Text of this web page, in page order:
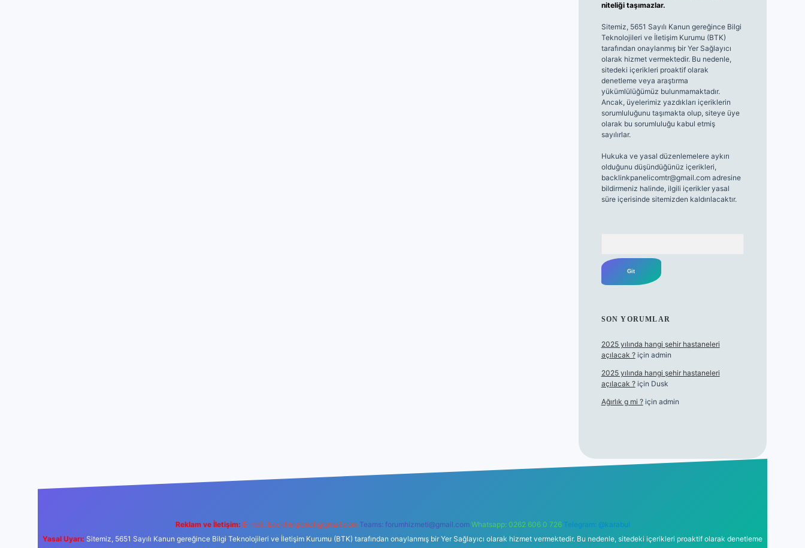
niteliği taşımazlar.
Sitemiz, 5651 Sayılı Kanun gereğince Bilgi
Teknolojileri ve İletişim Kurumu (BTK)
tarafından onaylanmış bir Yer Sağlayıcı
olarak hizmet vermektedir. Bu nedenle,
sitedeki içerikleri proaktif olarak
denetleme veya araştırma
yükümlülüğümüz bulunmamaktadır.
Ancak, üyelerimiz yazdıkları içeriklerin
sorumluluğunu taşımakta olup, siteye üye
olarak bu sorumluluğu kabul etmiş
sayılırlar.
Hukuka ve yasal düzenlemelere aykırı
olduğunu düşündüğünüz içerikleri,
backlinkpanelicomtr@gmail.comadresine
bildirmeniz halinde, ilgili içerikler yasal
süre içerisinde sitemizden kaldırılacaktır.
SON YORUMLAR
2025 yılında hangi şehir hastaneleri
açılacak ?için admin
2025 yılında hangi şehir hastaneleri
açılacak ?için Dusk
Ağırlık g mi ?için admin
Reklam ve İletişim: E-mail: backlinkpaneli@gmail.com Teams: forumhizmeti@gmail.com Whatsapp: 0262 606 0 726 Telegram: @karabul
Yasal Uyarı: Sitemiz, 5651 Sayılı Kanun gereğince Bilgi Teknolojileri ve İletişim Kurumu (BTK) tarafından onaylanmış bir Yer Sağlayıcı olarak hizmet vermektedir. Bu nedenle, sitedeki içerikleri proaktif olarak denetleme